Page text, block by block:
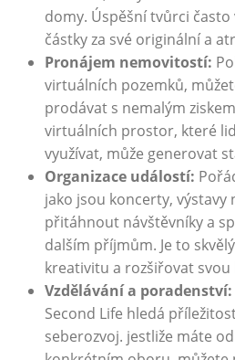
domy. Úspěšní tvůrci často
částky za své originální a
Pronájem nemovitostí:
virtuálních pozemků,
prodávat s nemalým
virtuálních prostor, které
využívat, může generovat
Organizace událostí:
jako jsou koncerty, výstavy
přitáhnout návštěvníky a
dalším příjmům. Je to
kreativitu a rozšiřovat
Vzdělávání a poradenství:
Second Life hledá
seberozvoj. jestliže máte